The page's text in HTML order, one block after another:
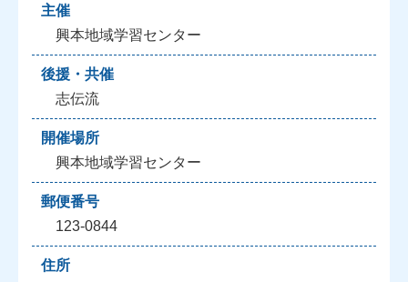
主催
興本地域学習センター
後援・共催
志伝流
開催場所
興本地域学習センター
郵便番号
123-0844
住所